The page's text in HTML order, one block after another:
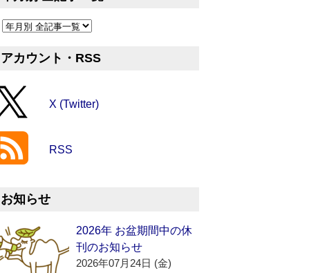
アカウント・RSS
X (Twitter)
RSS
お知らせ
2026年 お盆期間中の休
刊のお知らせ
2026年07月24日 (金)